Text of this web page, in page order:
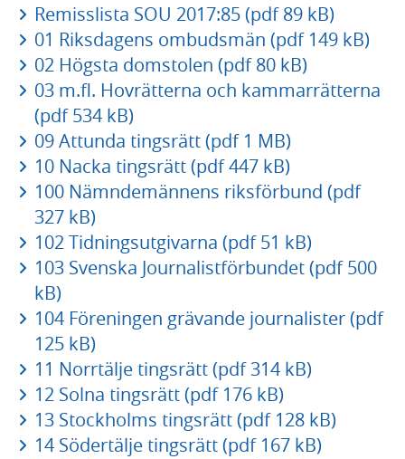
Remisslista SOU 2017:85 (pdf 89 kB)
01 Riksdagens ombudsmän (pdf 149 kB)
02 Högsta domstolen (pdf 80 kB)
03 m.fl. Hovrätterna och kammarrätterna
(pdf 534 kB)
09 Attunda tingsrätt (pdf 1 MB)
10 Nacka tingsrätt (pdf 447 kB)
100 Nämndemännens riksförbund (pdf
327 kB)
102 Tidningsutgivarna (pdf 51 kB)
103 Svenska Journalistförbundet (pdf 500
kB)
104 Föreningen grävande journalister (pdf
125 kB)
11 Norrtälje tingsrätt (pdf 314 kB)
12 Solna tingsrätt (pdf 176 kB)
13 Stockholms tingsrätt (pdf 128 kB)
14 Södertälje tingsrätt (pdf 167 kB)